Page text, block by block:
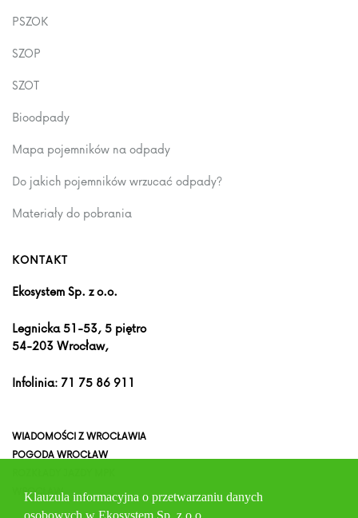
Klauzula informacyjna o przetwarzaniu danych
osobowych w Ekosystem Sp. z o.o.
PSZOK
SZOP
SZOT
Bioodpady
Mapa pojemników na odpady
Do jakich pojemników wrzucać odpady?
Materiały do pobrania
KONTAKT
Ekosystem Sp. z o.o.
Legnicka 51-53, 5 piętro
54-203 Wrocław,
Infolinia: 71 75 86 911
WIADOMOŚCI Z WROCŁAWIA
POGODA WROCŁAW
WROCŁAW